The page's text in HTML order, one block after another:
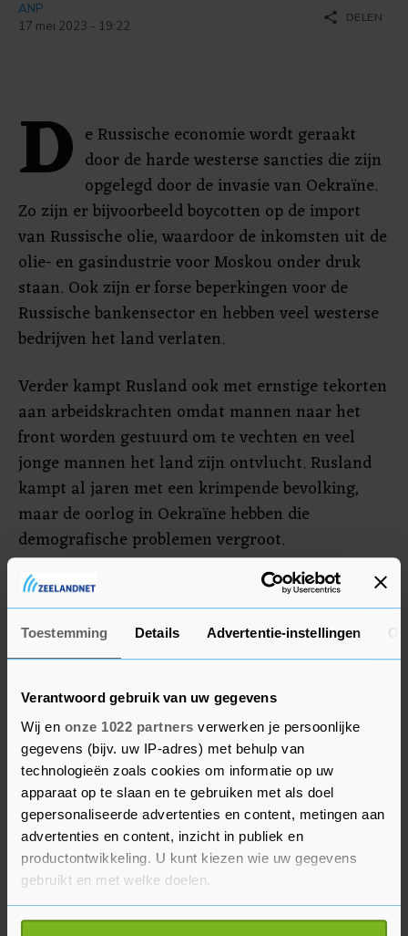
Toestemming Details Advertentie-instellingen
Verantwoord gebruik van uw gegevens
Wij en onze 1022 partners verwerken je persoonlijke
gegevens (bijv. uw IP-adres) met behulp van
technologieën zoals cookies om informatie op uw
apparaat op te slaan en te gebruiken met als doel
gepersonaliseerde advertenties en content, metingen aan
advertenties en content, inzicht in publiek en
productontwikkeling. U kunt kiezen wie uw gegevens
gebruikt en met welke doelen.
Als u het toestaat, willen we ook graag:
ANP
17 mei 2023 - 19:22
share DELEN
D e Russische economie wordt geraakt
door de harde westerse sancties die zijn
opgelegd door de invasie van Oekraïne.
Zo zijn er bijvoorbeeld boycotten op de import
van Russische olie, waardoor de inkomsten uit de
olie- en gasindustrie voor Moskou onder druk
staan. Ook zijn er forse beperkingen voor de
Russische bankensector en hebben veel westerse
bedrijven het land verlaten.
Verder kampt Rusland ook met ernstige tekorten
aan arbeidskrachten omdat mannen naar het
front worden gestuurd om te vechten en veel
jonge mannen het land zijn ontvlucht. Rusland
kampt al jaren met een krimpende bevolking,
maar de oorlog in Oekraïne hebben die
demografische problemen vergroot.
In het vierde kwartaal van vorig jaar liet de
economie van Rusland nog een krimp van 2,7
procent zien.